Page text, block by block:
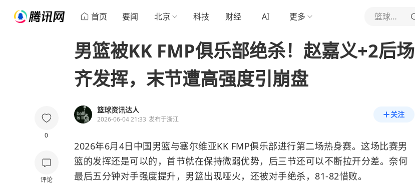
首页 要闻 北京 科技 财经 AI 更多 篮球资讯达人
0
评论
男篮被KK FMP俱乐部绝杀！赵嘉义+2后场
齐发挥，末节遭高强度引崩盘
篮球资讯达人
2026-06-04 21:33 发布于浙江
关注
2026年6月4日中国男篮与塞尔维亚KK FMP俱乐部进行第二场热身赛。这场比赛男
篮的发挥还是可以的，首节就在保持微弱优势，后三节还可以不断拉开分差。奈何
最后五分钟对手强度提升，男篮出现哑火，还被对手绝杀，81-82惜败。